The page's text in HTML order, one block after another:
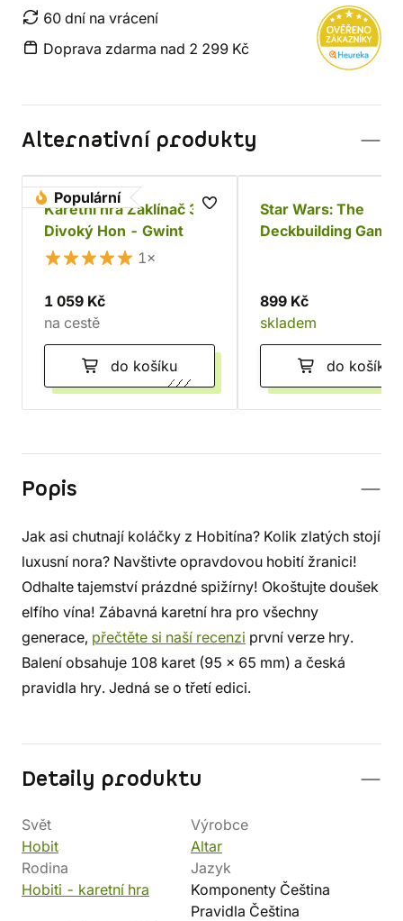
60 dní na vrácení
Doprava zdarma nad 2 299 Kč
Alternativní produkty
Populární
Karetní hra Zaklínač 3:
Divoký Hon - Gwint
1×
1 059 Kč
na cestě
do košíku
Star Wars: The
Deckbuilding Game
899 Kč
skladem
do košíku
Popis
Jak asi chutnají koláčky z Hobitína? Kolik zlatých stojí
luxusní nora? Navštivte opravdovou hobití žranici!
Odhalte tajemství prázdné spižírny! Okoštujte doušek
elfího vína! Zábavná karetní hra pro všechny
generace, přečtěte si naší recenzi první verze hry.
Balení obsahuje 108 karet (95 x 65 mm) a česká
pravidla hry. Jedná se o třetí edici.
Detaily produktu
Svět
Hobit
Výrobce
Altar
Rodina
Hobiti - karetní hra
Jazyk
Komponenty Čeština
Pravidla Čeština